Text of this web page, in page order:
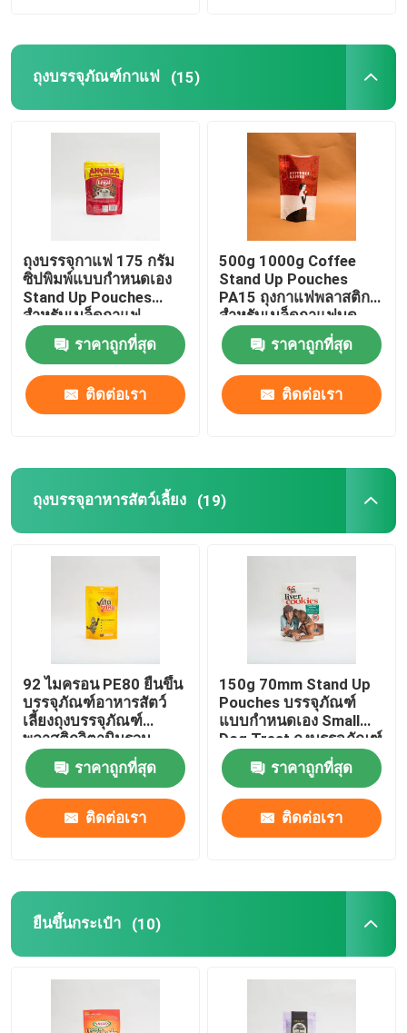
ถุงบรรจุภัณฑ์กาแฟ (15)
ถุงบรรจุกาแฟ 175 กรัม
ซิปพิมพ์แบบกำหนดเอง
Stand Up Pouches
สำหรับเมล็ดกาแฟ
ราคาถูกที่สุด
ติดต่อเรา
500g 1000g Coffee
Stand Up Pouches
PA15 ถุงกาแฟพลาสติก
สำหรับเมล็ดกาแฟบด
ราคาถูกที่สุด
ติดต่อเรา
ถุงบรรจุอาหารสัตว์เลี้ยง (19)
92 ไมครอน PE80 ยืนขึ้น
บรรจุภัณฑ์อาหารสัตว์
เลี้ยงถุงบรรจุภัณฑ์
พลาสติกวิตามินรวม
อาหารแมว
ราคาถูกที่สุด
ติดต่อเรา
150g 70mm Stand Up
Pouches บรรจุภัณฑ์
แบบกำหนดเอง Small
Dog Treat ถุงบรรจุภัณฑ์
ราคาถูกที่สุด
ติดต่อเรา
ยืนขึ้นกระเป๋า (10)